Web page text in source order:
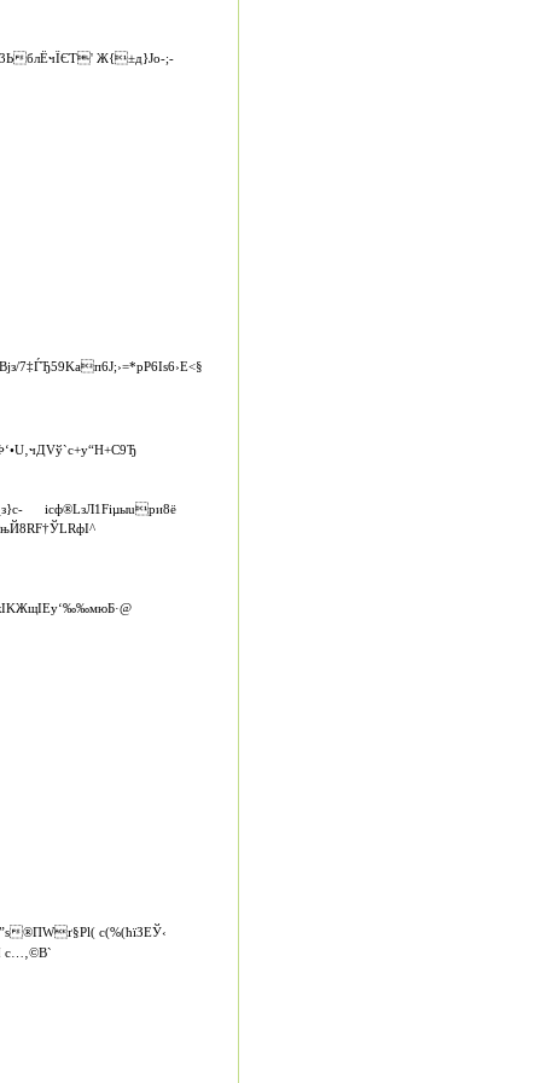
блЁчЇЄТ' Ж{±д}Jо‑;­
icф®LзЛ1Fіµыuри8ё
®ПWґ§Рl( c(%(ћїЗЕЎ‹
c…‚­©В­`